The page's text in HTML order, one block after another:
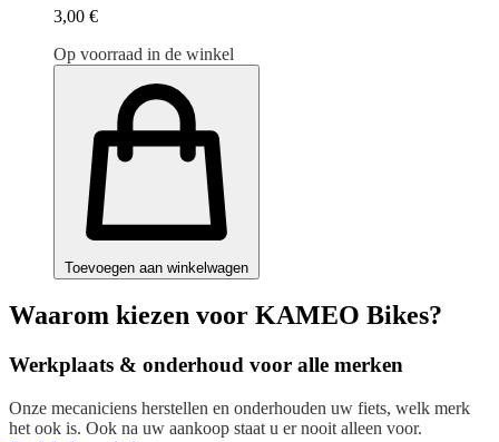
3,00 €
Op voorraad in de winkel
Toevoegen aan winkelwagen
Waarom kiezen voor KAMEO Bikes?
Werkplaats & onderhoud voor alle merken
Onze mecaniciens herstellen en onderhouden uw fiets, welk merk
het ook is. Ook na uw aankoop staat u er nooit alleen voor.